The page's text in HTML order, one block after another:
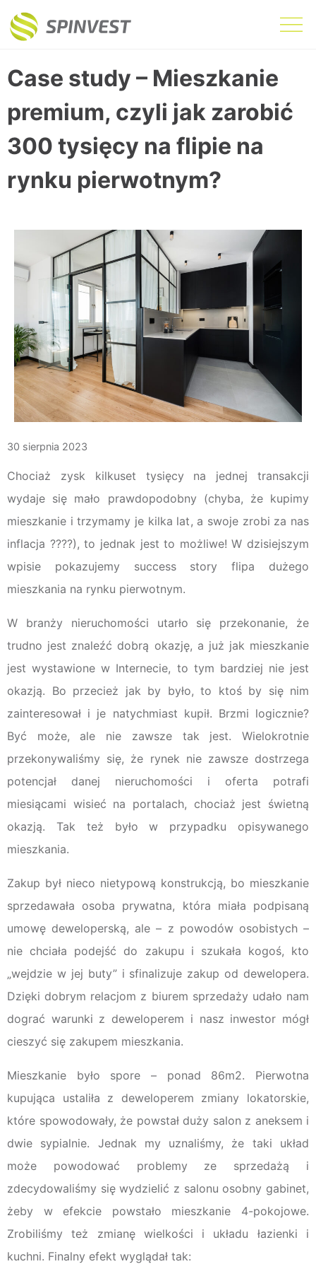
Case study – Mieszkanie
premium, czyli jak zarobić
300 tysięcy na flipie na
rynku pierwotnym?
30 sierpnia 2023
Chociaż zysk kilkuset tysięcy na jednej transakcji
wydaje się mało prawdopodobny (chyba, że kupimy
mieszkanie i trzymamy je kilka lat, a swoje zrobi za nas
inflacja ????), to jednak jest to możliwe! W dzisiejszym
wpisie pokazujemy success story flipa dużego
mieszkania na rynku pierwotnym.
W branży nieruchomości utarło się przekonanie, że
trudno jest znaleźć dobrą okazję, a już jak mieszkanie
jest wystawione w Internecie, to tym bardziej nie jest
okazją. Bo przecież jak by było, to ktoś by się nim
zainteresował i je natychmiast kupił. Brzmi logicznie?
Być może, ale nie zawsze tak jest. Wielokrotnie
przekonywaliśmy się, że rynek nie zawsze dostrzega
potencjał danej nieruchomości i oferta potrafi
miesiącami wisieć na portalach, chociaż jest świetną
okazją. Tak też było w przypadku opisywanego
mieszkania.
Zakup był nieco nietypową konstrukcją, bo mieszkanie
sprzedawała osoba prywatna, która miała podpisaną
umowę deweloperską, ale – z powodów osobistych –
nie chciała podejść do zakupu i szukała kogoś, kto
„wejdzie w jej buty” i sfinalizuje zakup od dewelopera.
Dzięki dobrym relacjom z biurem sprzedaży udało nam
dograć warunki z deweloperem i nasz inwestor mógł
cieszyć się zakupem mieszkania.
Mieszkanie było spore – ponad 86m2. Pierwotna
kupująca ustaliła z deweloperem zmiany lokatorskie,
które spowodowały, że powstał duży salon z aneksem i
dwie sypialnie. Jednak my uznaliśmy, że taki układ
może powodować problemy ze sprzedażą i
zdecydowaliśmy się wydzielić z salonu osobny gabinet,
żeby w efekcie powstało mieszkanie 4-pokojowe.
Zrobiliśmy też zmianę wielkości i układu łazienki i
kuchni. Finalny efekt wyglądał tak: